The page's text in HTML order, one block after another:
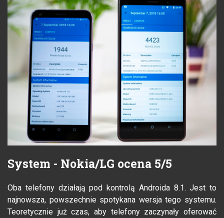
System - Nokia/LG ocena 5/5
Oba telefony działają pod kontrolą Androida 8.1. Jest to
najnowsza, powszechnie spotykana wersja tego systemu.
Teoretycznie już czas, aby telefony zaczynały oferować